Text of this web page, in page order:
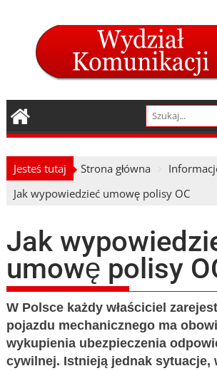
Jesteś tutaj Strona główna
Jak wypowiedzieć umowę polisy OC
Jak
umowę polisy
W Polsce każdy właściciel
pojazdu mechanicznego ma
wykupienia ubezpieczenia
cywilnej. Istnieją jednak sytuacje,